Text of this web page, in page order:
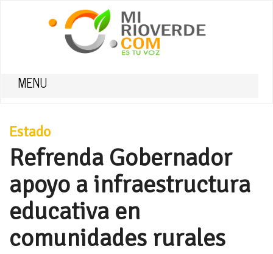
MENU
Estado
Refrenda Gobernador
apoyo a infraestructura
educativa en
comunidades rurales